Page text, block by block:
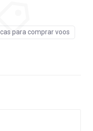
para comprar voos